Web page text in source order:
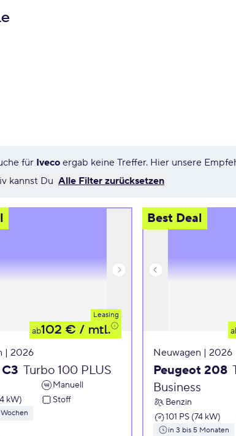
für Iveco ergab keine Treffer. Hier unsere
kannst Du Alle Filter zurücksetzen
Leasing
ab102 € / mtl.
| 2026
Turbo 100 PLUS
Manuell
kW)
Stoff
Best Deal
Neuwagen | 2026
Peugeot 208
Business
Benzin
101 PS (74 kW)
in 3 bis 5 Monaten